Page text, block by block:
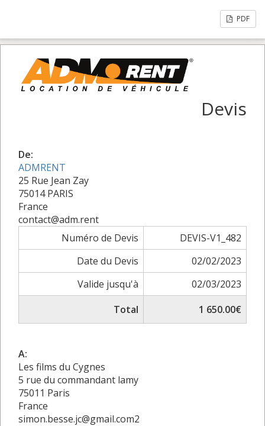
PDF
Devis
De:
ADMRENT
25 Rue Jean Zay
75014 PARIS
France
contact@adm.rent
Numéro de Devis
DEVIS-V1_482
Date du Devis
02/02/2023
Valide jusqu'à
02/03/2023
Total
1 650.00€
A:
Les films du Cygnes
5 rue du commandant lamy
75011 Paris
France
simon.besse.jc@gmail.com2